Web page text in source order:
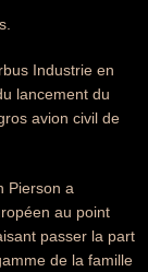
Industrie en
lancement du
avion civil de
Pierson a
au point
passer la part
de la famille